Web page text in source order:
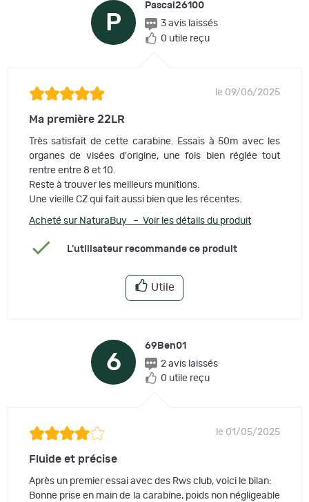
P
Pascal26100
3 avis laissés
0 utile reçu
le 09/06/2025
Ma première 22LR
Très satisfait de cette carabine. Essais à 50m avec les
organes de visées d'origine, une fois bien réglée tout
rentre entre 8 et 10.
Reste à trouver les meilleurs munitions.
Une vieille CZ qui fait aussi bien que les récentes.
Acheté sur NaturaBuy – Voir les détails du produit
L'utilisateur recommande ce produit
Utile
6
69Ben01
2 avis laissés
0 utile reçu
le 01/05/2025
Fluide et précise
Après un premier essai avec des Rws club, voici le bilan:
Bonne prise en main de la carabine, poids non négligeable